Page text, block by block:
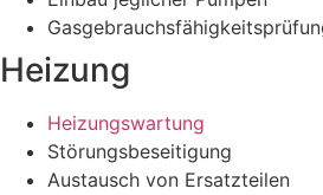
Heizung
Heizungswartung
Störungsbeseitigung
Austausch von Ersatzteilen